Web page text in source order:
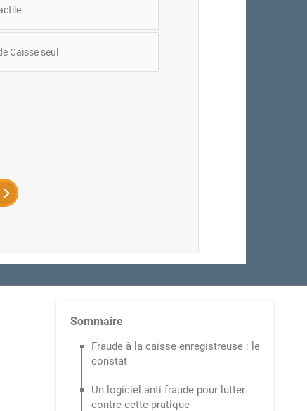
Caisse seul
Sommaire
Fraude à la caisse enregistreuse : le
constat
Un logiciel anti fraude pour lutter
contre cette pratique